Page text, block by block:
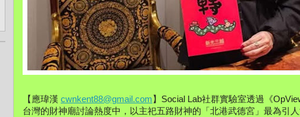
【應瑋漢 cwnkent88@gmail.com 】Social Lab社群實驗室透過《
台灣的財神廟討論熱度中，以主祀五路財神的「北港武德宮」最為引